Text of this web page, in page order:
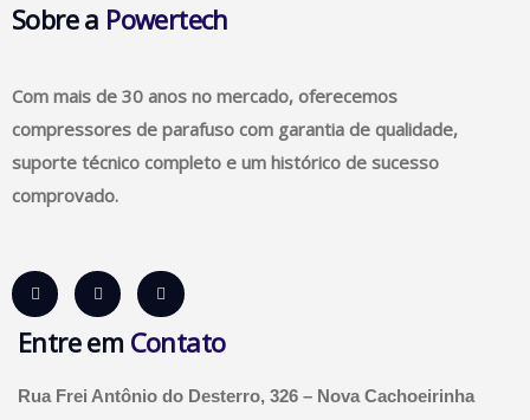
Sobre a Powertech
Com mais de 30 anos no mercado, oferecemos
compressores de parafuso com garantia de qualidade,
suporte técnico completo e um histórico de sucesso
comprovado.
Entre em Contato
Rua Frei Antônio do Desterro, 326 – Nova Cachoeirinha